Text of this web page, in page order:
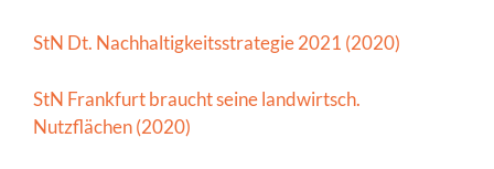
StN Dt. Nachhaltigkeitsstrategie 2021 (2020)
StN Frankfurt braucht seine landwirtsch.
Nutzflächen (2020)